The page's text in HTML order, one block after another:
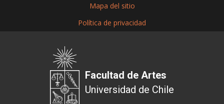
Mapa del sitio
Política de privacidad
Facultad de Artes
Universidad de Chile